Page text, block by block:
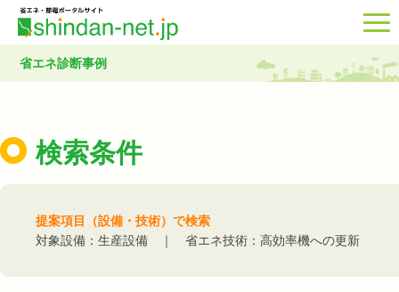
省エネ診断事例
検索条件
提案項目（設備・技術）で検索
対象設備：生産設備 ｜ 省エネ技術：高効率機への更新